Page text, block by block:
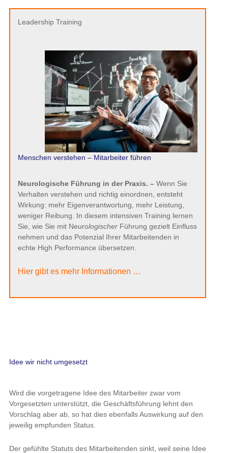
Leadership Training
Menschen verstehen – Mitarbeiter führen
Neurologische Führung in der Praxis. – Wenn Sie
Verhalten verstehen und richtig einordnen, entsteht
Wirkung: mehr Eigenverantwortung, mehr Leistung,
weniger Reibung. In diesem intensiven Training lernen
Sie, wie Sie mit NeurologischerFührung gezielt Einfluss
nehmen und das Potenzial Ihrer Mitarbeitenden in
echte High Performance übersetzen.
Hier gibt es mehr Informationen …
Idee wir nicht umgesetzt
Wird die vorgetragene Idee des Mitarbeiter zwar vom
Vorgesetzten unterstützt, die Geschäftsführung lehnt den
Vorschlag aber ab, so hat dies ebenfalls Auswirkung auf den
jeweilig empfunden Status.
Der gefühlte Statuts des Mitarbeitenden sinkt, weil seine Idee